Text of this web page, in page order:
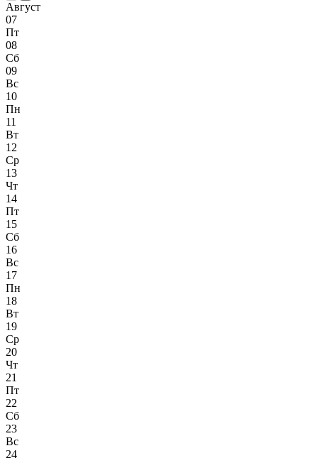
Август
07
Пт
08
Сб
09
Вс
10
Пн
11
Вт
12
Ср
13
Чт
14
Пт
15
Сб
16
Вс
17
Пн
18
Вт
19
Ср
20
Чт
21
Пт
22
Сб
23
Вс
24